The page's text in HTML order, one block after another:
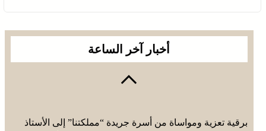
أخبار آخر الساعة
برقية تعزية ومواساة من أسرة جريدة “مملكتنا” إلى الأستاذ